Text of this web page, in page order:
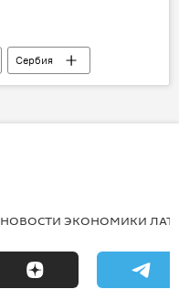
Сербия
НОВОСТИ ЭКОНОМИКИ